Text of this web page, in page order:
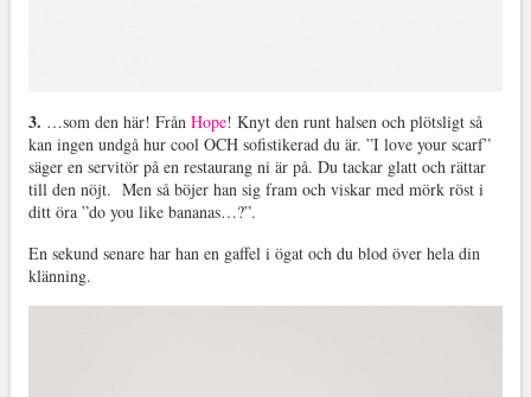
3. …som den här! Från Hope! Knyt den runt halsen och plötsligt så
kan ingen undgå hur cool OCH sofistikerad du är. ”I love your scarf”
säger en servitör på en restaurang ni är på. Du tackar glatt och rättar
till den nöjt. Men så böjer han sig fram och viskar med mörk röst i
ditt öra ”do you like bananas…?”.
En sekund senare har han en gaffel i ögat och du blod över hela din
klänning.